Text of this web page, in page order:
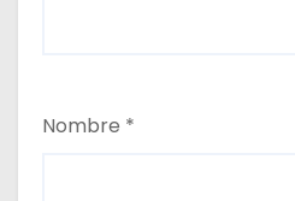
Nombre *